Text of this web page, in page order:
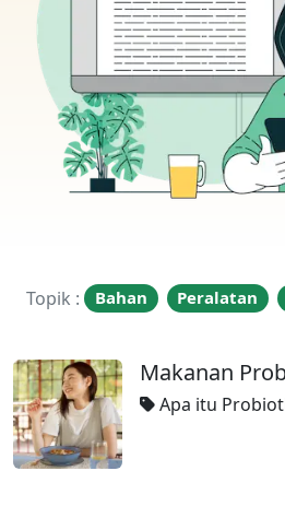
Topik : Bahan Peralatan
Makanan
Apa itu